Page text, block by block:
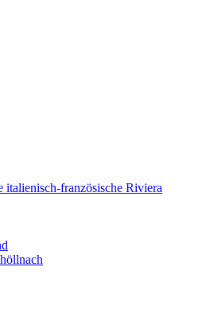
italienisch-französische Riviera